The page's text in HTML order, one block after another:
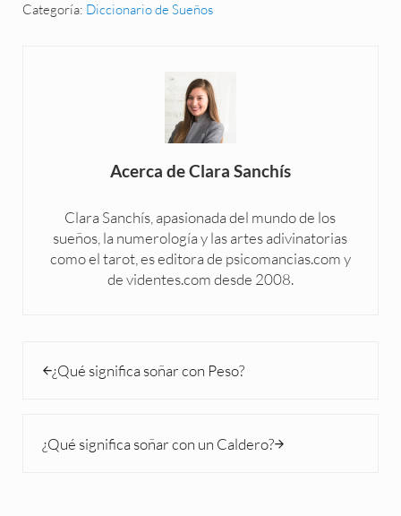
Categoría: Diccionario de Sueños
Acerca deClara Sanchís
Clara Sanchís, apasionada del mundo de los
sueños, la numerología y las artes adivinatorias
como el tarot, es editora de psicomancias.com y
de videntes.com desde 2008.
¿Qué significa soñar con Peso?
¿Qué significa soñar con un Caldero?